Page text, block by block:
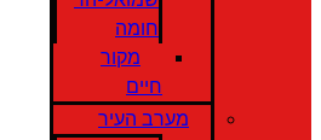
חומה
מקור
חיים
מערב העיר